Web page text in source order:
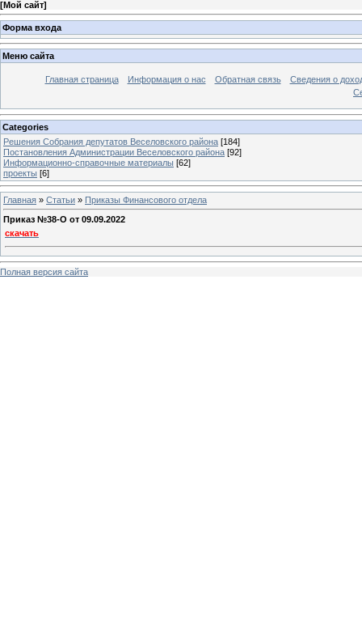
[Мой сайт]
Форма входа
Меню сайта
Главная страница Информация о нас Обратная связь
Сведения о
Categories
Решения Собрания депутатов Веселовского района [184]
Постановления Администрации Веселовского района [92]
Информационно-справочные материалы [62]
проекты [6]
Главная » Статьи » Приказы Финансового отдела
Приказ №38-O от 09.09.2022
скачать
Полная версия сайта